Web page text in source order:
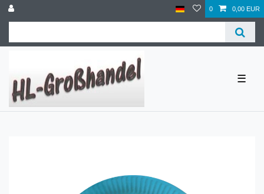
0 0,00 EUR
☰